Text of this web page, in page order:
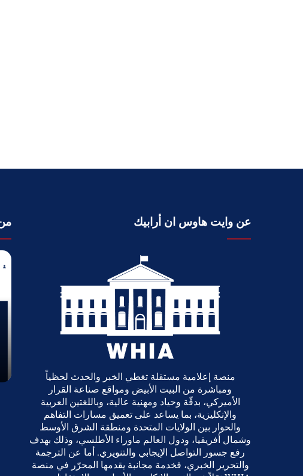
عن وايت هاوس ان أرابيك
منصة إعلامية مستقلة تغطي الخبر والحدث لحظياً
ومباشرة من البيت الأبيض ومواقع صناعة القرار
الأميركي، بدقّة وحياد ومهنية عالية، وباللغتين العربية
والإنكليزية، بما يساعد على تعميق مسارات التفاهم
والحوار بين الولايات المتحدة ومنطقة الشرق الأوسط
وشمال أفريقيا، ودول العالم ماوراء الأطلسي، وذلك بهدف
رفع جسور التواصل الإيجابي والتنويري. أما عن الترجمة
والتحرير الخبري، فخدمة مجانبة يقدمها المحرّر في منصة